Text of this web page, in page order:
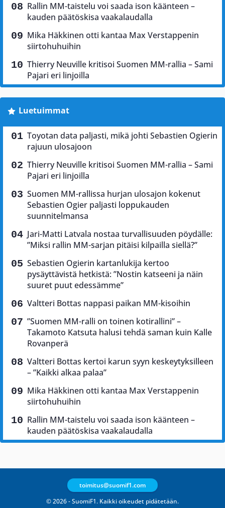
Rallin MM-taistelu voi saada ison käänteen –
kauden päätöskisa vaakalaudalla
Mika Häkkinen otti kantaa Max Verstappenin
siirtohuhuihin
Thierry Neuville kritisoi Suomen MM-rallia – Sami
Pajari eri linjoilla
Luetuimmat
Toyotan data paljasti, mikä johti Sebastien Ogierin
rajuun ulosajoon
Thierry Neuville kritisoi Suomen MM-rallia – Sami
Pajari eri linjoilla
Suomen MM-rallissa hurjan ulosajon kokenut
Sebastien Ogier paljasti loppukauden
suunnitelmansa
Jari-Matti Latvala nostaa turvallisuuden pöydälle:
”Miksi rallin MM-sarjan pitäisi kilpailla siellä?”
Sebastien Ogierin kartanlukija kertoo
pysäyttävistä hetkistä: ”Nostin katseeni ja näin
suuret puut edessämme”
Valtteri Bottas nappasi paikan MM-kisoihin
”Suomen MM-ralli on toinen kotirallini” –
Takamoto Katsuta halusi tehdä saman kuin Kalle
Rovanperä
Valtteri Bottas kertoi karun syyn keskeytyksilleen
– ”Kaikki alkaa palaa”
Mika Häkkinen otti kantaa Max Verstappenin
siirtohuhuihin
Rallin MM-taistelu voi saada ison käänteen –
kauden päätöskisa vaakalaudalla
© 2026 - SuomiF1. Kaikki oikeudet pidätetään.
toimitus@suomif1.com